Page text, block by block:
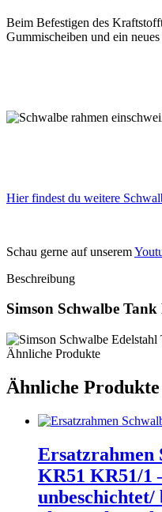
Beim Befestigen des
Gummischeiben und ein
Hier findest du weitere
Schau gerne auf unserem
Beschreibung
Simson Schwalbe
Ähnliche Produkte
Ähnliche Produkte
Ersatzrahmen
KR51 KR51/1
unbeschichtet/